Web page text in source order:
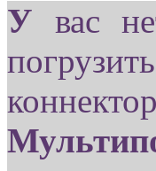
У вас